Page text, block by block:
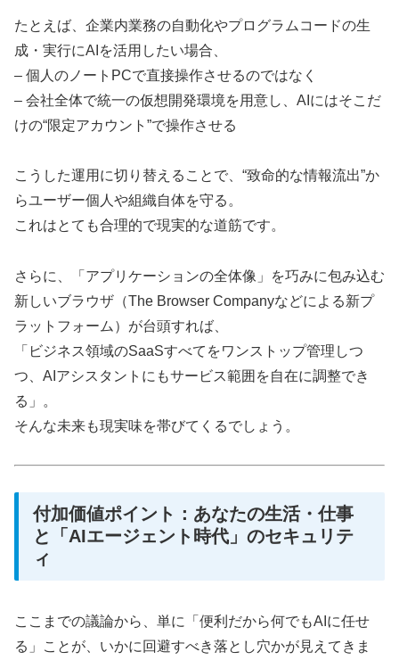
たとえば、企業内業務の自動化やプログラムコードの生
成・実行にAIを活用したい場合、
– 個人のノートPCで直接操作させるのではなく
– 会社全体で統一の仮想開発環境を用意し、AIにはそこだ
けの“限定アカウント”で操作させる
こうした運用に切り替えることで、“致命的な情報流出”か
らユーザー個人や組織自体を守る。
これはとても合理的で現実的な道筋です。
さらに、「アプリケーションの全体像」を巧みに包み込む
新しいブラウザ（The Browser Companyなどによる新プ
ラットフォーム）が台頭すれば、
「ビジネス領域のSaaSすべてをワンストップ管理しつ
つ、AIアシスタントにもサービス範囲を自在に調整でき
る」。
そんな未来も現実味を帯びてくるでしょう。
付加価値ポイント：あなたの生活・仕事
と「AIエージェント時代」のセキュリテ
ィ
ここまでの議論から、単に「便利だから何でもAIに任せ
る」ことが、いかに回避すべき落とし穴かが見えてきま